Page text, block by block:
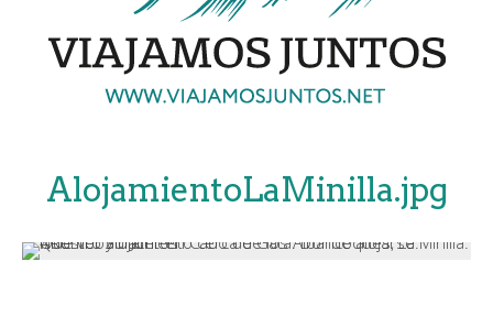
AlojamientoLaMinilla.jpg